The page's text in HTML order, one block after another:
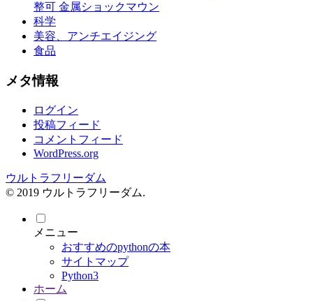
整可 金属ショックマウン
科学
美容、アンチエイジング
食品
メタ情報
ログイン
投稿フィード
コメントフィード
WordPress.org
ウルトラフリーダム
© 2019 ウルトラフリーダム.
メニュー
おすすめのpythonの本
サイトマップ
Python3
ホーム